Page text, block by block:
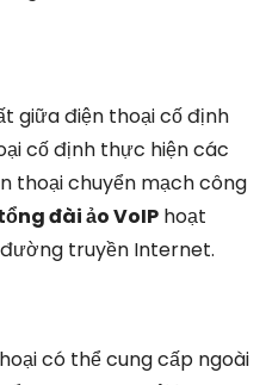
giữa điện thoại cố định
cố định thực hiện các
thoại chuyển mạch công
đài ảo VoIP hoạt
truyền Internet.
có thể cung cấp ngoài